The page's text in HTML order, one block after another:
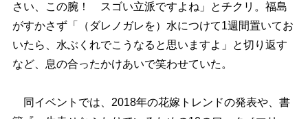
さい、この腕！ スゴい立派ですよね」とチクリ。福島
がすかさず「（ダレノガレを）水につけて1週間置いてお
いたら、水ぶくれでこうなると思いますよ」と切り返す
など、息の合ったかけあいで笑わせていた。
同イベントでは、2018年の花嫁トレンドの発表や、書